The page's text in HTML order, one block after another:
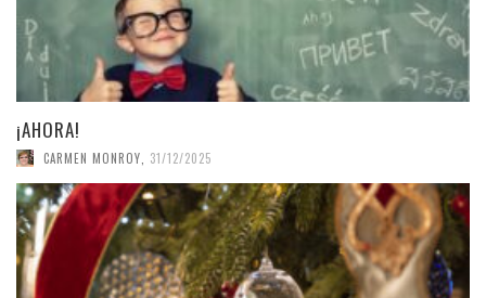
¡AHORA!
CARMEN MONROY 31/12/2025